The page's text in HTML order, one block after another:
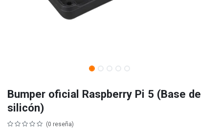
Bumper oficial Raspberry Pi 5 (Base de
silicón)
(0 reseña)